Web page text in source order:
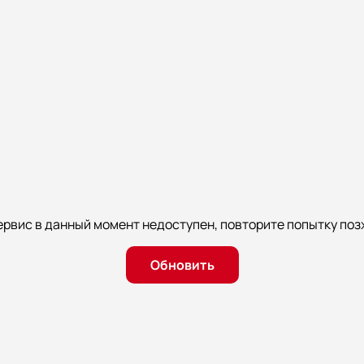
в данный момент недоступен, повторите попытку
Обновить